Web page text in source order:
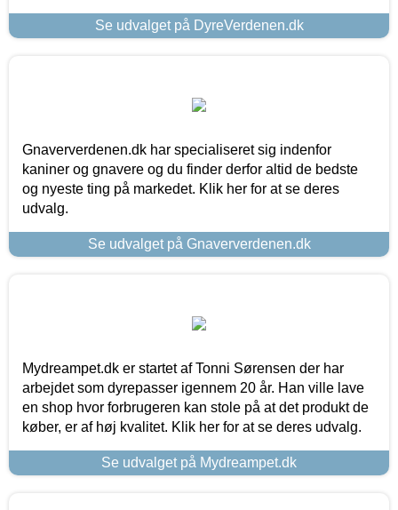
Se udvalget på DyreVerdenen.dk
Gnaververdenen.dk har specialiseret sig indenfor
kaniner og gnavere og du finder derfor altid de bedste
og nyeste ting på markedet. Klik her for at se deres
udvalg.
Se udvalget på Gnaververdenen.dk
Mydreampet.dk er startet af Tonni Sørensen der har
arbejdet som dyrepasser igennem 20 år. Han ville lave
en shop hvor forbrugeren kan stole på at det produkt de
køber, er af høj kvalitet. Klik her for at se deres udvalg.
Se udvalget på Mydreampet.dk